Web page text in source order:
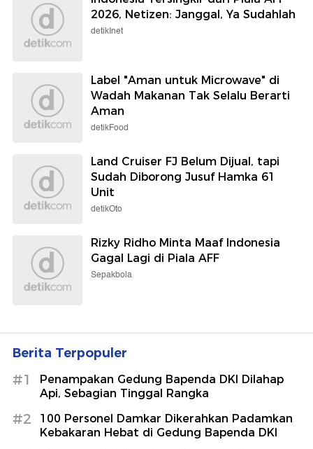
2026, Netizen: Janggal, Ya Sudahlah
detikInet
Label "Aman untuk Microwave" di
Wadah Makanan Tak Selalu Berarti
Aman
detikFood
Land Cruiser FJ Belum Dijual, tapi
Sudah Diborong Jusuf Hamka 61
Unit
detikOto
Rizky Ridho Minta Maaf Indonesia
Gagal Lagi di Piala AFF
Sepakbola
Berita Terpopuler
#1
Penampakan Gedung Bapenda DKI Dilahap
Api, Sebagian Tinggal Rangka
#2
100 Personel Damkar Dikerahkan Padamkan
Kebakaran Hebat di Gedung Bapenda DKI